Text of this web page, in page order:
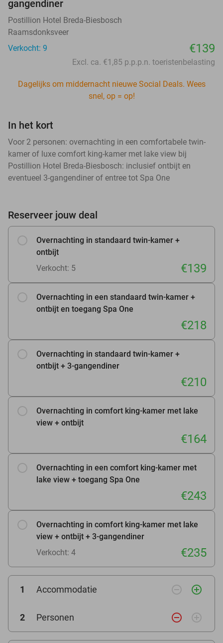
gangendiner
Postillion Hotel Breda-Biesbosch
Raamsdonksveer
Verkocht: 9
€139
Excl. ca. €1,85 p.p.p.n. toeristenbelasting
Dagelijks om middernacht nieuwe Social Deals. Wees
snel, op = op!
In het kort
Voor 2 personen: overnachting in een comfortabele twin-
kamer of luxe comfort king-kamer met lake view bij
Postillion Hotel Breda-Biesbosch: inclusief ontbijt en
eventueel 3-gangendiner of entree tot Spa One
Reserveer jouw deal
Overnachting in standaard twin-kamer +
ontbijt
Verkocht: 5
€139
Overnachting in een standaard twin-kamer +
ontbijt en toegang Spa One
€218
Overnachting in standaard twin-kamer +
ontbijt + 3-gangendiner
€210
Overnachting in comfort king-kamer met lake
view + ontbijt
€164
Overnachting in een comfort king-kamer met
lake view + toegang Spa One
€243
Overnachting in comfort king-kamer met lake
view + ontbijt + 3-gangendiner
Verkocht: 4
€235
1 Accommodatie remove_circle_outline add_circle_outline
2 Personen remove_circle_outline add_circle_outline